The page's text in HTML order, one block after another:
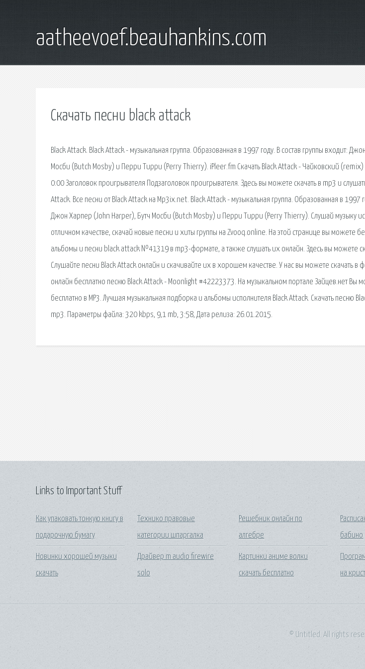
aatheevoef.beauhankins.com
Скачать песни black attack
Black Attack. Black Attack - музыкальная группа. Образованная в 1997 году. В состав группы входит:
Мосби (Butch Mosby) и Перри Тирри (Perry Thierry). iPleer.fm Скачать Black Attack - Чайковский
0:00 Заголовок проигрывателя Подзаголовок проигрывателя. Здесь вы можете скачать в mp3 и
Attack. Все песни от Black Attack на Mp3ix.net. Black Attack - музыкальная группа. Образованная в 1997
Джон Харпер (John Harper), Бутч Мосби (Butch Mosby) и Перри Тирри (Perry Thierry). Слушай музыку
отличном качестве, скачай новые песни и хиты группы на Zvooq.online. На этой странице вы можете
альбомы и песни black attack №41319 в mp3-формате, а также слушать их онлайн. Здесь вы можете
Слушайте песни Black Attack онлайн и скачивайте их в хорошем качестве. У нас вы можете скачать
онлайн бесплатно песню Black Attack - Moonlight #42223373. На музыкальном портале Зайцев.нет Вы
бесплатно в MP3. Лучшая музыкальная подборка и альбомы исполнителя Black Attack. Скачать песню
mp3. Параметры файла: 320 kbps, 9,1 mb, 3:58, Дата релиза: 26.01.2015.
Links to Important Stuff
Как упаковать тонкую книгу в
подарочную бумагу
Новинки хорошей музыки
скачать
Технико правовые
категории шпаргалка
Драйвер m audio firewire
solo
Решебник онлайн по
алгебре
Картинки аниме волки
скачать бесплатно
бабино
на
© Untitled. All rights